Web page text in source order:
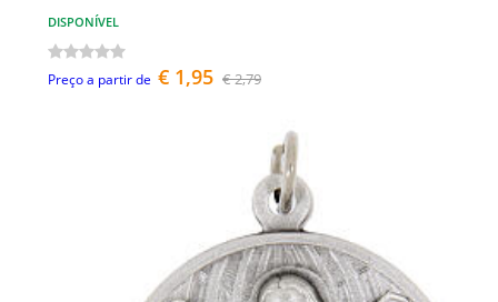
DISPONÍVEL
Preço a partir de € 1,95 € 2,79